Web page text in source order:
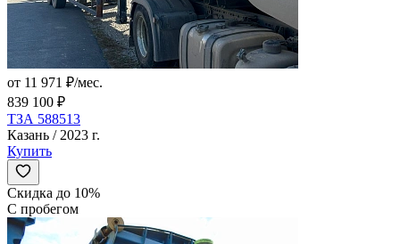
от 11 971 ₽/мес.
839 100 ₽
ТЗА 588513
Казань / 2023 г.
Купить
Скидка до 10%
С пробегом